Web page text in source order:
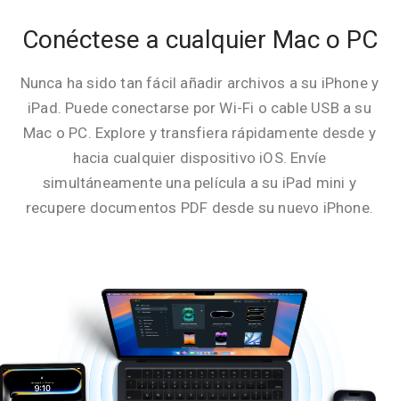
Conéctese a cualquier Mac o PC
Nunca ha sido tan fácil añadir archivos a su iPhone y
iPad. Puede conectarse por Wi-Fi o cable USB a su
Mac o PC. Explore y transfiera rápidamente desde y
hacia cualquier dispositivo iOS. Envíe
simultáneamente una película a su iPad mini y
recupere documentos PDF desde su nuevo iPhone.